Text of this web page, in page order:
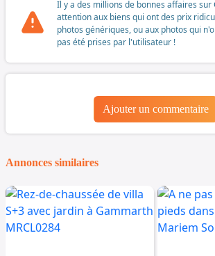
Il y a des millions de bonnes affaires sur
attention aux biens qui ont des prix
photos génériques, ou aux photos qui
pas été prises par l'utilisateur !
Ajouter un commentaire
Annonces similaires